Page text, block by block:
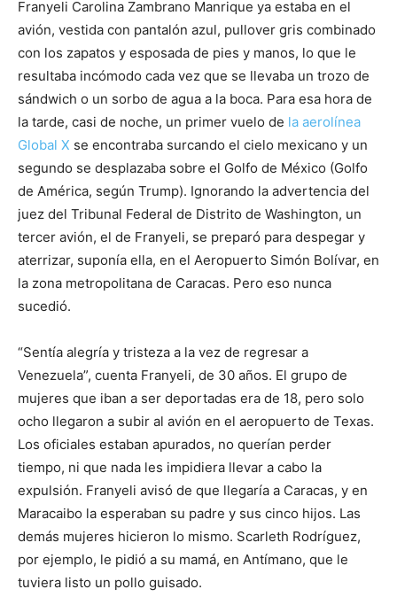
Franyeli Carolina Zambrano Manrique ya estaba en el
avión, vestida con pantalón azul, pullover gris combinado
con los zapatos y esposada de pies y manos, lo que le
resultaba incómodo cada vez que se llevaba un trozo de
sándwich o un sorbo de agua a la boca. Para esa hora de
la tarde, casi de noche, un primer vuelo de la aerolínea
Global X se encontraba surcando el cielo mexicano y un
segundo se desplazaba sobre el Golfo de México (Golfo
de América, según Trump). Ignorando la advertencia del
juez del Tribunal Federal de Distrito de Washington, un
tercer avión, el de Franyeli, se preparó para despegar y
aterrizar, suponía ella, en el Aeropuerto Simón Bolívar, en
la zona metropolitana de Caracas. Pero eso nunca
sucedió.
“Sentía alegría y tristeza a la vez de regresar a
Venezuela”, cuenta Franyeli, de 30 años. El grupo de
mujeres que iban a ser deportadas era de 18, pero solo
ocho llegaron a subir al avión en el aeropuerto de Texas.
Los oficiales estaban apurados, no querían perder
tiempo, ni que nada les impidiera llevar a cabo la
expulsión. Franyeli avisó de que llegaría a Caracas, y en
Maracaibo la esperaban su padre y sus cinco hijos. Las
demás mujeres hicieron lo mismo. Scarleth Rodríguez,
por ejemplo, le pidió a su mamá, en Antímano, que le
tuviera listo un pollo guisado.